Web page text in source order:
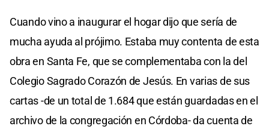
Cuando vino a inaugurar el hogar dijo que sería de
mucha ayuda al prójimo. Estaba muy contenta de esta
obra en Santa Fe, que se complementaba con la del
Colegio Sagrado Corazón de Jesús. En varias de sus
cartas -de un total de 1.684 que están guardadas en el
archivo de la congregación en Córdoba- da cuenta de